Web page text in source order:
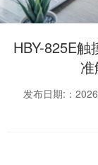
HBY-825E
发布日期:：